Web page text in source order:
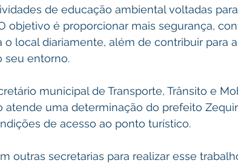
de educação ambiental voltadas
objetivo é proporcionar mais segurança,
o local diariamente, além de contribuir para
seu entorno.
municipal de Transporte, Trânsito e
atende uma determinação do prefeito
de acesso ao ponto turístico.
outras secretarias para realizar esse